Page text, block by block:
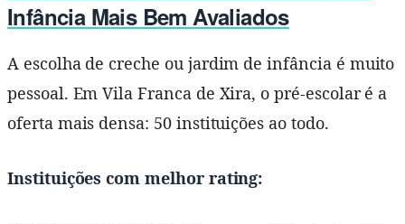
Infância Mais Bem Avaliados
A escolha de creche ou jardim de infância é muito
pessoal. Em Vila Franca de Xira, o pré-escolar é a
oferta mais densa: 50 instituições ao todo.
Instituições com melhor rating: